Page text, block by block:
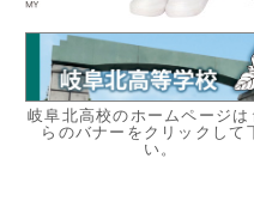
岐阜北高校のホームページは
らのバナーをクリックして
い。